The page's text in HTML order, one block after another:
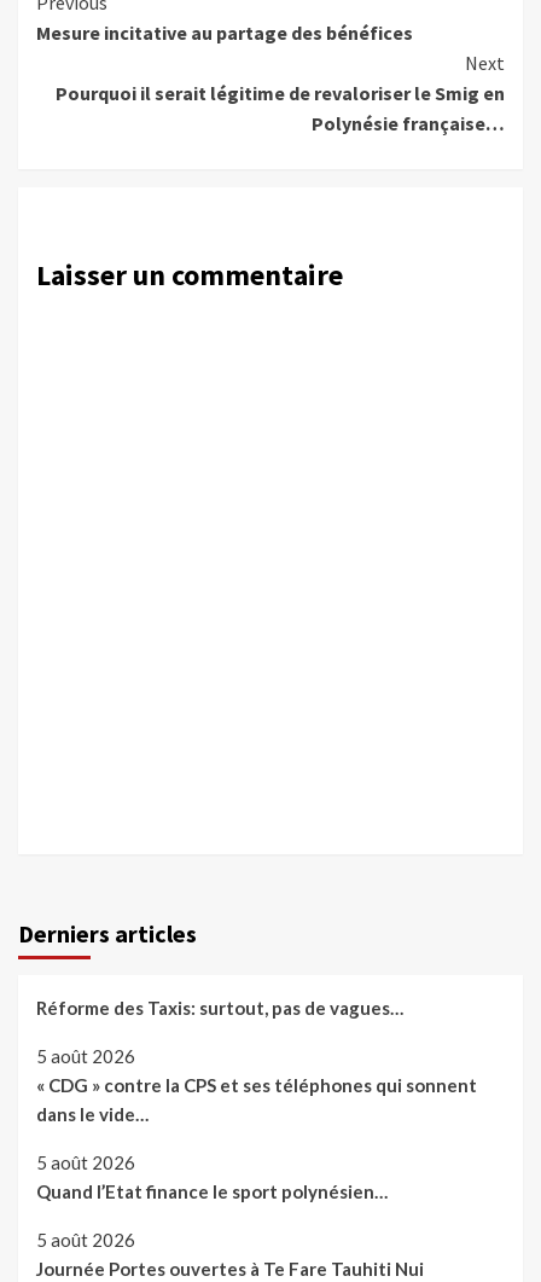
Reading
Mesure incitative au partage des bénéfices
Next
Pourquoi il serait légitime de revaloriser le Smig en
Polynésie française…
Laisser un commentaire
Derniers articles
Réforme des Taxis: surtout, pas de vagues…
5 août 2026
« CDG » contre la CPS et ses téléphones qui sonnent
dans le vide…
5 août 2026
Quand l’Etat finance le sport polynésien…
5 août 2026
Journée Portes ouvertes à Te Fare Tauhiti Nui